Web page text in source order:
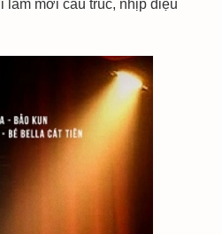
làm mới cấu trúc, nhịp điệu